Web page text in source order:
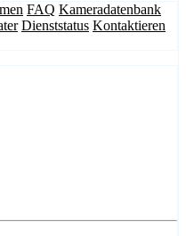
FAQ Kameradatenbank
Dienststatus Kontaktieren